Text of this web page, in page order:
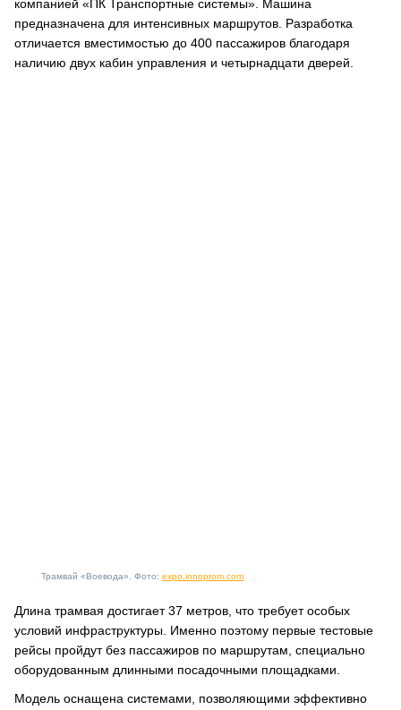
компанией «ПК Транспортные системы». Машина
предназначена для интенсивных маршрутов. Разработка
отличается вместимостью до 400 пассажиров благодаря
наличию двух кабин управления и четырнадцати дверей.
Трамвай «Воевода». Фото: expo.innoprom.com
Длина трамвая достигает 37 метров, что требует особых
условий инфраструктуры. Именно поэтому первые тестовые
рейсы пройдут без пассажиров по маршрутам, специально
оборудованным длинными посадочными площадками.
Модель оснащена системами, позволяющими эффективно